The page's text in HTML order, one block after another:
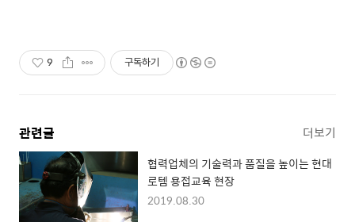
9 구독하기
관련글 더보기
협력업체의 기술력과 품질을 높이는 현대
로템 용접교육 현장
2019.08.30